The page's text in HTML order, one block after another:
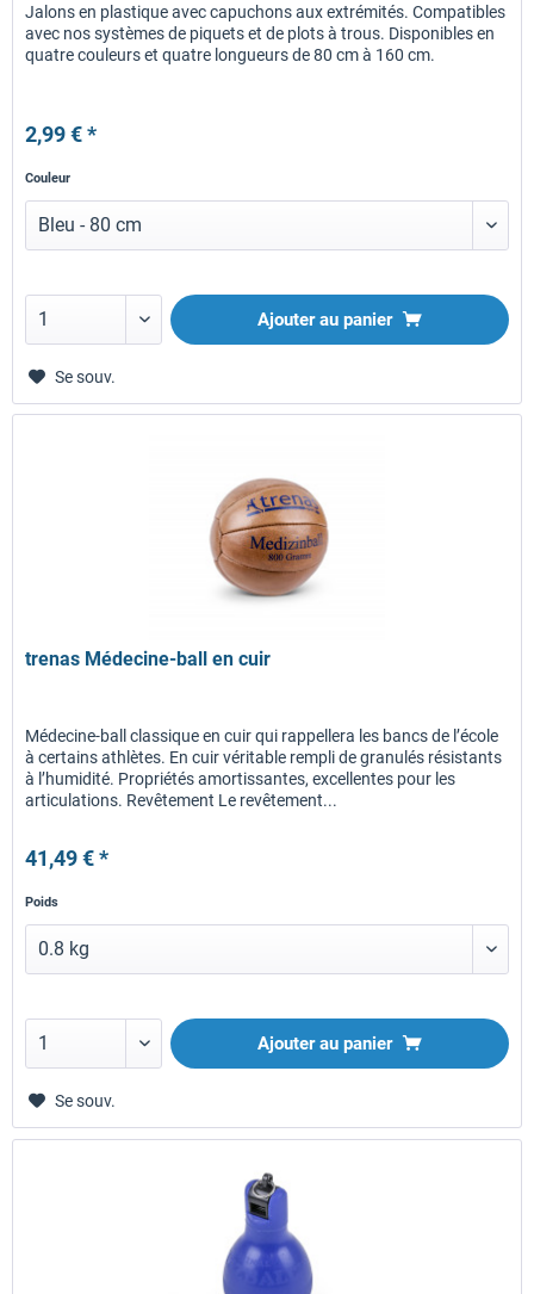
Jalons en plastique avec capuchons aux extrémités. Compatibles
avec nos systèmes de piquets et de plots à trous. Disponibles en
quatre couleurs et quatre longueurs de 80 cm à 160 cm.
2,99 € *
Couleur
Ajouter au panier
Se souv.
trenas Médecine-ball en cuir
Médecine-ball classique en cuir qui rappellera les bancs de l’école
à certains athlètes. En cuir véritable rempli de granulés résistants
à l’humidité. Propriétés amortissantes, excellentes pour les
articulations. Revêtement Le revêtement...
41,49 € *
Poids
Ajouter au panier
Se souv.